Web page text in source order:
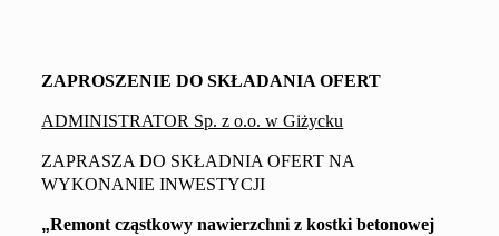
ZAPROSZENIE DO SKŁADANIA OFERT
ADMINISTRATOR Sp. z o.o. w Giżycku
ZAPRASZA DO SKŁADNIA OFERT NA
WYKONANIE INWESTYCJI
„Remontcząstkowy nawierzchni z kostki betonowej